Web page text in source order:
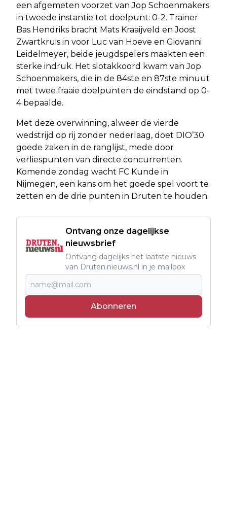
een afgemeten voorzet van Jop Schoenmakers
in tweede instantie tot doelpunt: 0-2. Trainer
Bas Hendriks bracht Mats Kraaijveld en Joost
Zwartkruis in voor Luc van Hoeve en Giovanni
Leidelmeyer, beide jeugdspelers maakten een
sterke indruk. Het slotakkoord kwam van Jop
Schoenmakers, die in de 84ste en 87ste minuut
met twee fraaie doelpunten de eindstand op 0-
4 bepaalde.
Met deze overwinning, alweer de vierde
wedstrijd op rij zonder nederlaag, doet DIO’30
goede zaken in de ranglijst, mede door
verliespunten van directe concurrenten.
Komende zondag wacht FC Kunde in
Nijmegen, een kans om het goede spel voort te
zetten en de drie punten in Druten te houden.
Ontvang onze dagelijkse
nieuwsbrief
Ontvang dagelijks het laatste nieuws
van Druten.nieuws.nl in je mailbox
Abonneren